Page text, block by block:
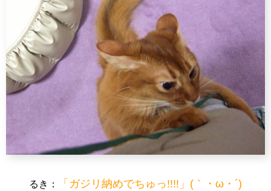
るき： 「ガジリ納めでちゅっ!!!!」(｀・ω・´)